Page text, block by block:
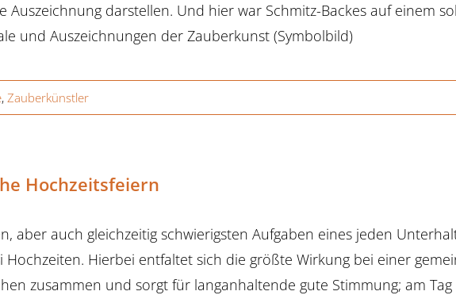
Auszeichnung darstellen. Und hier war Schmitz-Backes auf einem
und Auszeichnungen der Zauberkunst (Symbolbild)
, Zauberkünstler
Hochzeitsfeiern
aber auch gleichzeitig schwierigsten Aufgaben eines jeden
Hochzeiten. Hierbei entfaltet sich die größte Wirkung bei einer
zusammen und sorgt für langanhaltende gute Stimmung; am